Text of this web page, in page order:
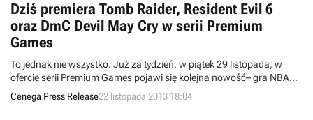
Dziś premiera Tomb Raider, Resident Evil 6
oraz DmC Devil May Cry w serii Premium
Games
To jednak nie wszystko. Już za tydzień, w piątek 29 listopada, w
ofercie serii Premium Games pojawi się kolejna nowość– gra NBA
2K13, a niedługo później również XCOM: Enemy Unknown.
Cenega Press Release22 listopada 2013 18:04